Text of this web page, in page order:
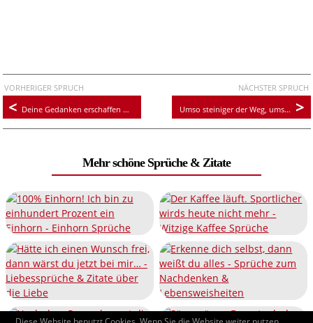
VORHERIGER SPRUCH
Deine Gedanken erschaffen deine Welt
NÄCHSTER SPRUCH
Umso steiniger der Weg, umso wertvoller das Ziel
Mehr schöne Sprüche & Zitate